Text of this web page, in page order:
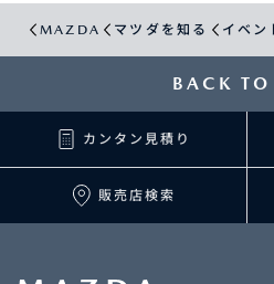
MAZDA マツダを知る イベン
BACK TO
カンタン見積り
販売店検索